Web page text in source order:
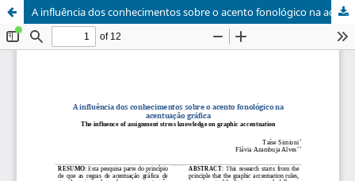
A influência dos conhecimentos sobre o acento fonológico na acentuação gráfica